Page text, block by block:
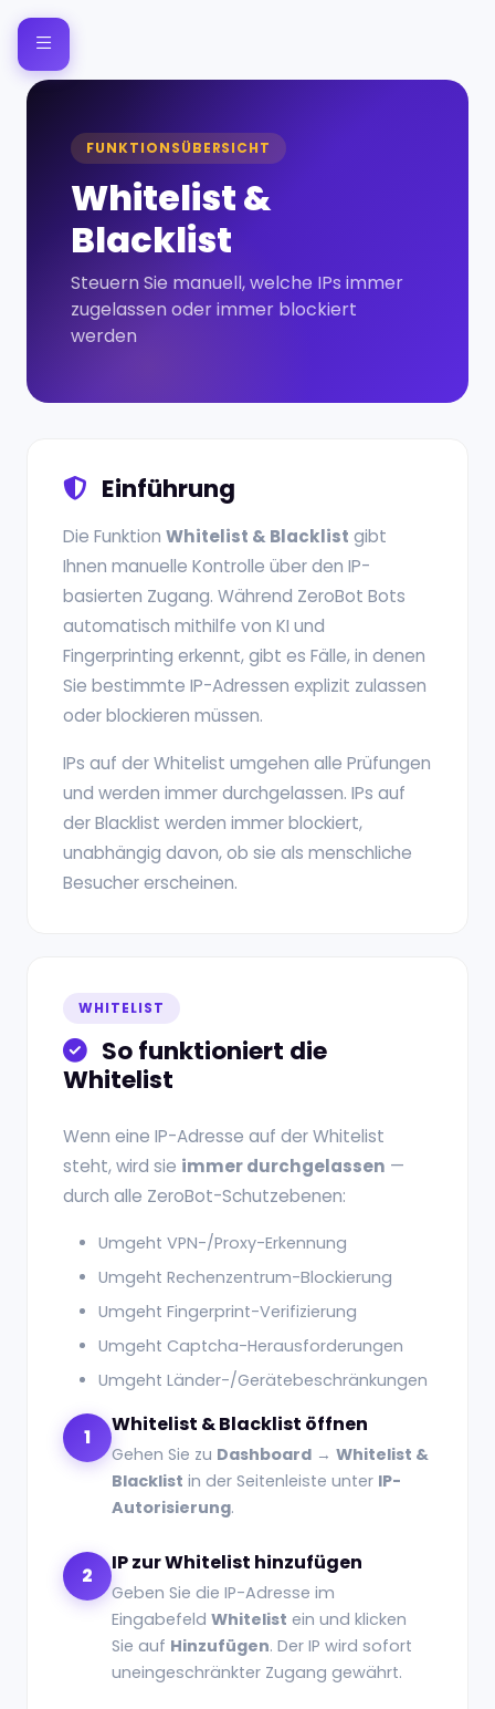
FUNKTIONSÜBERSICHT
Whitelist &
Blacklist
Steuern Sie manuell, welche IPs immer
zugelassen oder immer blockiert
werden
Einführung
Die Funktion Whitelist & Blacklist gibt
Ihnen manuelle Kontrolle über den IP-
basierten Zugang. Während ZeroBot Bots
automatisch mithilfe von KI und
Fingerprinting erkennt, gibt es Fälle, in denen
Sie bestimmte IP-Adressen explizit zulassen
oder blockieren müssen.
IPs auf der Whitelist umgehen alle Prüfungen
und werden immer durchgelassen. IPs auf
der Blacklist werden immer blockiert,
unabhängig davon, ob sie als menschliche
Besucher erscheinen.
WHITELIST
So funktioniert die
Whitelist
Wenn eine IP-Adresse auf der Whitelist
steht, wird sie immer durchgelassen —
durch alle ZeroBot-Schutzebenen:
Umgeht VPN-/Proxy-Erkennung
Umgeht Rechenzentrum-Blockierung
Umgeht Fingerprint-Verifizierung
Umgeht Captcha-Herausforderungen
Umgeht Länder-/Gerätebeschränkungen
1
Whitelist & Blacklist öffnen
Gehen Sie zu Dashboard → Whitelist &
Blacklist in der Seitenleiste unter IP-
Autorisierung.
2
IP zur Whitelist hinzufügen
Geben Sie die IP-Adresse im
Eingabefeld Whitelist ein und klicken
Sie auf Hinzufügen. Der IP wird sofort
uneingeschränkter Zugang gewährt.